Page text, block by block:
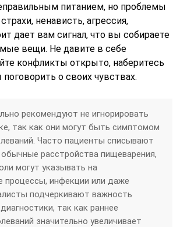
питанием, но проблемы
ненависть, агрессия,
дает вам сигнал, что вы собираете
вещи. Не давите в себе
конфликты открыто, наберитесь
о своих чувствах.
рекомендуют не игнорировать
так как они могут быть симптомом
Часто пациенты списывают
расстройства пищеварения,
могут указывать на
процессы, инфекции или даже
подчеркивают важность
так как раннее
значительно увеличивает